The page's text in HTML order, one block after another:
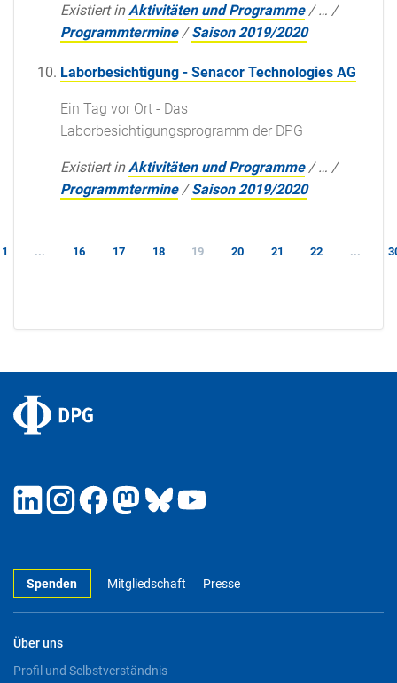
Existiert in Aktivitäten und Programme /… /
Programmtermine /Saison 2019/2020
Laborbesichtigung - Senacor Technologies AG
Ein Tag vor Ort - Das
Laborbesichtigungsprogramm der DPG
Existiert in Aktivitäten und Programme /… /
Programmtermine /Saison 2019/2020
1 ... 16 17 18 19 20 21 22 ...
Spenden Mitgliedschaft Presse
Über uns
Profil und Selbstverständnis